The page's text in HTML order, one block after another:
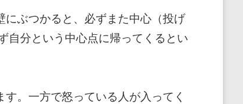
ぶつかると、必ずまた中心（投げ
自分という中心点に帰ってくるとい
。一方で怒っている人が入ってく